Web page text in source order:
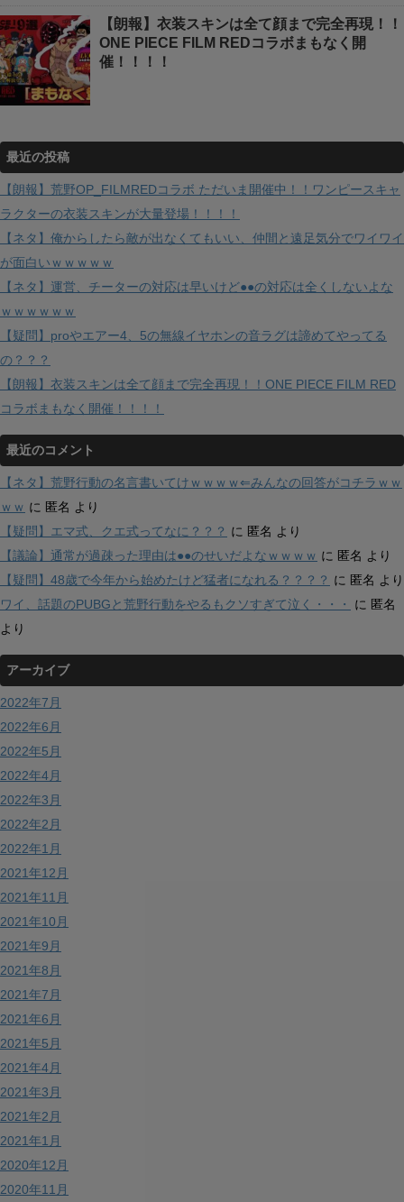
【朗報】衣装スキンは全て顔まで完全再現！！
ONE PIECE FILM REDコラボまもなく開
催！！！！
最近の投稿
【朗報】荒野OP_FILMREDコラボ ただいま開催中！！ワンピースキャ
ラクターの衣装スキンが大量登場！！！！
【ネタ】俺からしたら敵が出なくてもいい、仲間と遠足気分でワイワイ
が面白いｗｗｗｗｗ
【ネタ】運営、チーターの対応は早いけど●●の対応は全くしないよな
ｗｗｗｗｗｗ
【疑問】proやエアー4、5の無線イヤホンの音ラグは諦めてやってる
の？？？
【朗報】衣装スキンは全て顔まで完全再現！！ONE PIECE FILM RED
コラボまもなく開催！！！！
最近のコメント
【ネタ】荒野行動の名言書いてけｗｗｗｗ⇐みんなの回答がコチラｗｗ
ｗｗ に 匿名 より
【疑問】エマ式、クエ式ってなに？？？ に 匿名 より
【議論】通常が過疎った理由は●●のせいだよなｗｗｗｗ に 匿名 より
【疑問】48歳で今年から始めたけど猛者になれる？？？？ に 匿名 より
ワイ、話題のPUBGと荒野行動をやるもクソすぎて泣く・・・
に 匿名
より
アーカイブ
2022年7月
2022年6月
2022年5月
2022年4月
2022年3月
2022年2月
2022年1月
2021年12月
2021年11月
2021年10月
2021年9月
2021年8月
2021年7月
2021年6月
2021年5月
2021年4月
2021年3月
2021年2月
2021年1月
2020年12月
2020年11月